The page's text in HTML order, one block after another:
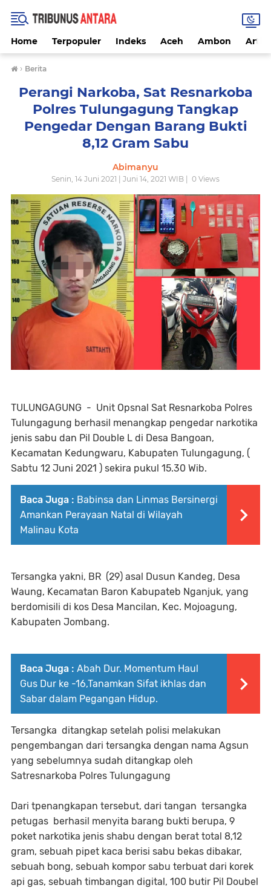
Home Terpopuler Indeks Aceh Ambon
› Berita
Perangi Narkoba, Sat Resnarkoba
Polres Tulungagung Tangkap
Pengedar Dengan Barang Bukti
8,12 Gram Sabu
Abimanyu
Senin, 14 Juni 2021 | Juni 14, 2021 WIB | 0 Views
TULUNGAGUNG - Unit Opsnal Sat Resnarkoba Polres
Tulungagung berhasil menangkap pengedar narkotika
jenis sabu dan Pil Double L di Desa Bangoan,
Kecamatan Kedungwaru, Kabupaten Tulungagung, (
Sabtu 12 Juni 2021 ) sekira pukul 15.30 Wib.
Baca Juga : Babinsa dan Linmas Bersinergi
Amankan Perayaan Natal di Wilayah
Malinau Kota
Tersangka yakni, BR (29) asal Dusun Kandeg, Desa
Waung, Kecamatan Baron Kabupateb Nganjuk, yang
berdomisili di kos Desa Mancilan, Kec. Mojoagung,
Kabupaten Jombang.
Baca Juga : Abah Dur. Momentum Haul
Gus Dur ke -16,Tanamkan Sifat ikhlas dan
Sabar dalam Pegangan Hidup.
Tersangka ditangkap setelah polisi melakukan
pengembangan dari tersangka dengan nama Agsun
yang sebelumnya sudah ditangkap oleh
Satresnarkoba Polres Tulungagung
Dari tpenangkapan tersebut, dari tangan tersangka
petugas berhasil menyita barang bukti berupa, 9
poket narkotika jenis shabu dengan berat total 8,12
gram, sebuah pipet kaca berisi sabu bekas dibakar,
sebuah bong, sebuah kompor sabu terbuat dari korek
api gas, sebuah timbangan digital, 100 butir Pil Doubel